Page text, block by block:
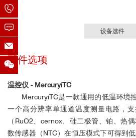
设备选件
配件选项
温控仪 - MercuryiTC
MercuryiTC是一款通用的低温环境
一个高分辨率单通道温度测量电路，
（RuO2、cernox、硅二极管、铂、热
数传感器（NTC）在恒压模式下可得到